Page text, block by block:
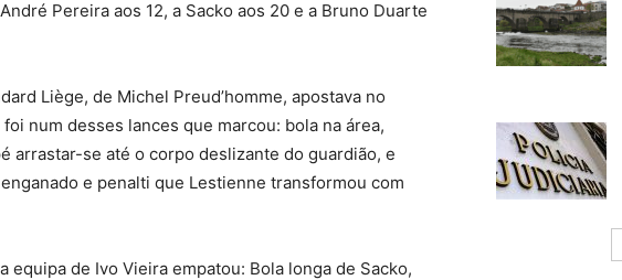
Pereira aos 12, a Sacko aos 20 e a Bruno Duarte
Liège, de Michel Preud’homme, apostava no
num desses lances que marcou: bola na área,
arrastar-se até o corpo deslizante do guardião, e
e penalti que Lestienne transformou com
de Ivo Vieira empatou: Bola longa de Sacko,